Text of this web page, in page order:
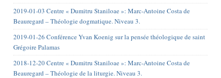
2019-01-03 Centre « Dumitru Staniloae »: Marc-Antoine Costa de
Beauregard – Théologie dogmatique. Niveau 3.
2019-01-26 Conférence Yvan Koenig sur la pensée théologique de saint
Grégoire Palamas
2018-12-20 Centre « Dumitru Staniloae »: Marc-Antoine Costa de
Beauregard – Théologie de la liturgie. Niveau 3.